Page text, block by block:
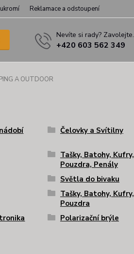
Reklamace a odstoupení
Nevíte si rady? Zavolejte.
+420 603 562 349
A OUTDOOR
Čelovky a Svítilny
Tašky, Batohy, Kufry,
Pouzdra, Penály
Světla do bivaku
Tašky, Batohy, Kufry,
Pouzdra
Polarizační brýle